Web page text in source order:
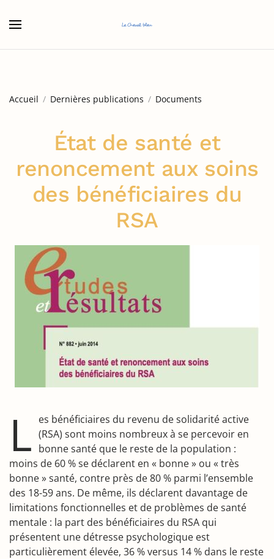
Accueil Dernières publications Documents
État de santé et
renoncement aux soins
des bénéficiaires du
RSA
L es bénéficiaires du revenu de solidarité active
(RSA) sont moins nombreux à se percevoir en
bonne santé que le reste de la population :
moins de 60 % se déclarent en « bonne » ou « très
bonne » santé, contre près de 80 % parmi l’ensemble
des 18-59 ans. De même, ils déclarent davantage de
limitations fonctionnelles et de problèmes de santé
mentale : la part des bénéficiaires du RSA qui
présentent une détresse psychologique est
particulièrement élevée, 36 % versus 14 % dans le reste